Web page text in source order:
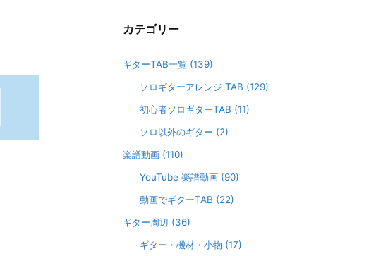
カテゴリー
ギターTAB一覧 (139)
ソロギターアレンジ TAB (129)
初心者ソロギターTAB (11)
ソロ以外のギター (2)
楽譜動画 (110)
YouTube 楽譜動画 (90)
動画でギターTAB (22)
ギター周辺 (36)
ギター・機材・小物 (17)